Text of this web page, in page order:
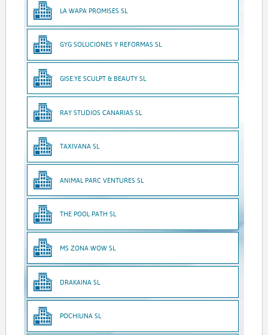
LA WAPA PROMISES SL
GYG SOLUCIONES Y REFORMAS SL
GISE.YE SCULPT & BEAUTY SL
RAY STUDIOS CANARIAS SL
TAXIVANA SL
ANIMAL PARC VENTURES SL
THE POOL PATH SL
MS ZONA WOW SL
DRAKAINA SL
POCHILINA SL